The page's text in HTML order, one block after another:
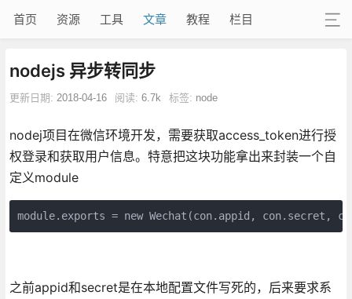
首页 资源 工具 文章 教程 栏目
nodejs 异步转同步
更新日期: 2018-04-16 阅读: 6.7k 标签: node
nodej项目在微信环境开发，需要获取access_token进行授
权登录和获取用户信息。特意把这块功能拿出来封装一个自
定义module
module.exports = new Wechat(con.appid, con.secret,
之前appid和secret是在本地配置文件写死的，后来要求系